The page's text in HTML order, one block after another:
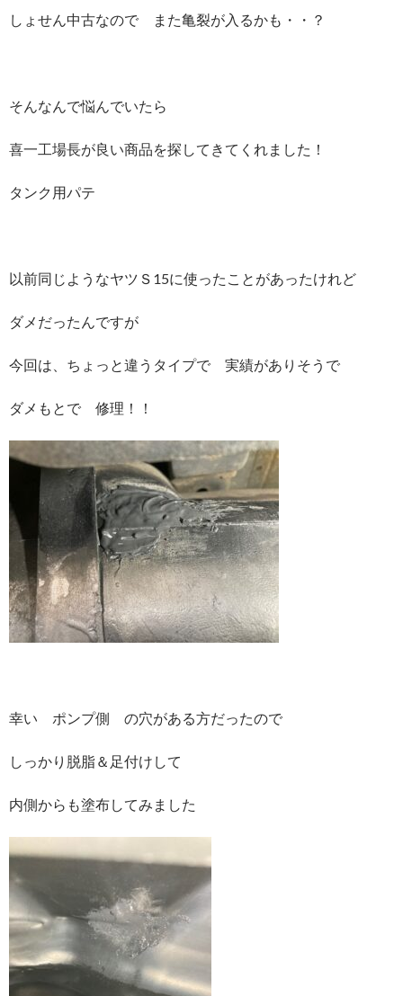
しょせん中古なので また亀裂が入るかも・・？
そんなんで悩んでいたら
喜一工場長が良い商品を探してきてくれました！
タンク用パテ
以前同じようなヤツＳ15に使ったことがあったけれど
ダメだったんですが
今回は、ちょっと違うタイプで 実績がありそうで
ダメもとで 修理！！
幸い ポンプ側 の穴がある方だったので
しっかり脱脂＆足付けして
内側からも塗布してみました